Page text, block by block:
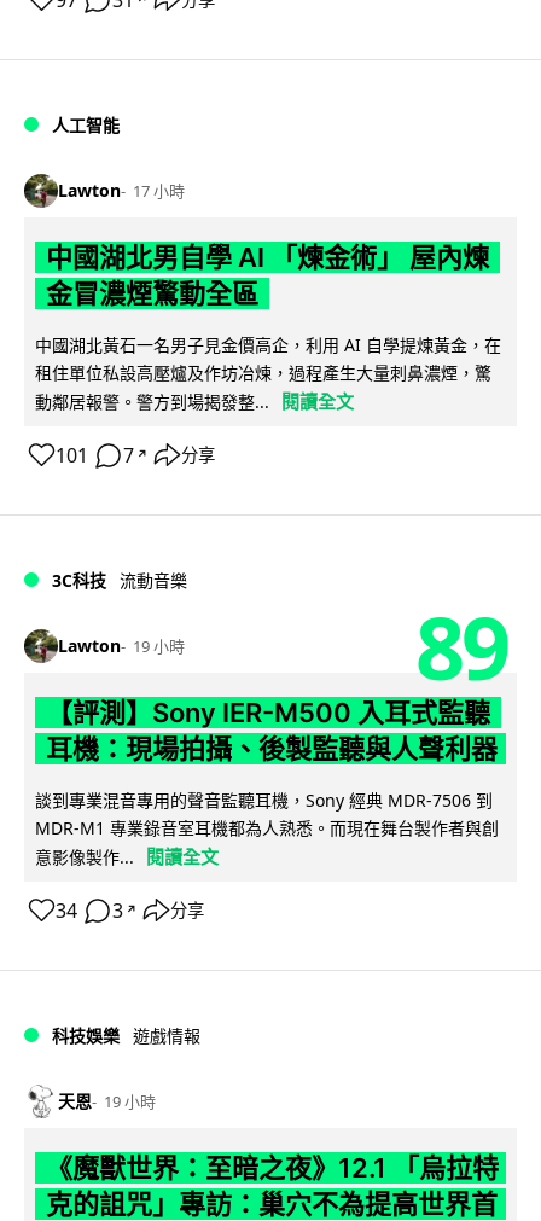
人工智能
Lawton 17 小時
中國湖北男自學 AI 「煉金術」 屋內煉
金冒濃煙驚動全區
中國湖北黃石一名男子見金價高企，利用 AI 自學提煉黃金，在
租住單位私設高壓爐及作坊冶煉，過程產生大量刺鼻濃煙，驚
動鄰居報警。警方到場揭發整...
閱讀全文
101 7 ↗ 分享
3C科技 流動音樂
Lawton 19 小時 89
【評測】Sony IER-M500 入耳式監聽
耳機：現場拍攝、後製監聽與人聲利器
談到專業混音專用的聲音監聽耳機，Sony 經典 MDR-7506 到
MDR-M1 專業錄音室耳機都為人熟悉。而現在舞台製作者與創
意影像製作...
閱讀全文
34 3 ↗ 分享
科技娛樂 遊戲情報
天恩 19 小時
《魔獸世界：至暗之夜》12.1 「烏拉特
克的詛咒」專訪：巢穴不為提高世界首